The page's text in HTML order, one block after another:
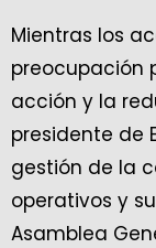
Mientras los
preocupación
acción y la
presidente de
gestión de la
operativos y
Asamblea